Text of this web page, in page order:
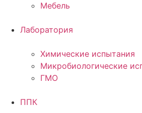
Мебель
Лаборатория
Химические испытания
Микробиологические
ГМО
ППК